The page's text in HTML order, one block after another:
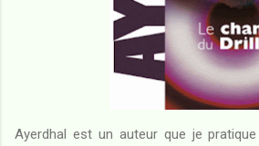
Ayerdhal est un auteur que je